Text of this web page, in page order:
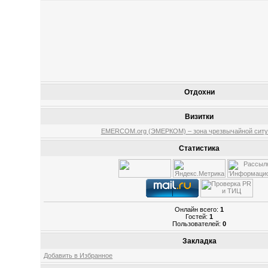
Отдохни
Визитки
EMERCOM.org (ЭМЕРКОМ) – зона чрезвычайной
Статистика
Онлайн всего:1
Гостей:1
Пользователей:0
Закладка
Добавить в Избранное